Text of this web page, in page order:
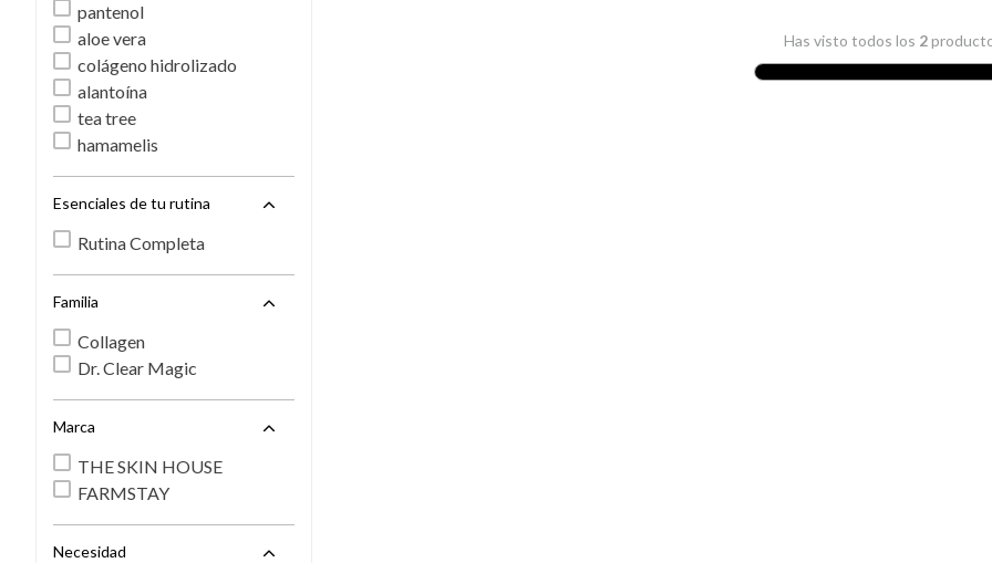
pantenol
aloe vera
colágeno hidrolizado
alantoína
tea tree
hamamelis
Esenciales de tu rutina
Rutina Completa
Familia
Collagen
Dr. Clear Magic
Marca
THE SKIN HOUSE
FARMSTAY
Necesidad
Has visto todos los 2